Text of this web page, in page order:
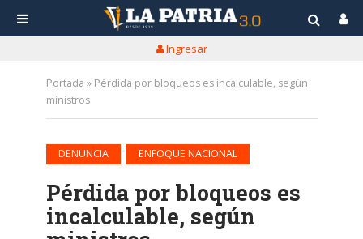
Ingresar
Portada » Pérdida por bloqueos es incalculable, según
ministros
DENUNCIA ENFOQUE NACIONAL
Pérdida por bloqueos es
incalculable, según